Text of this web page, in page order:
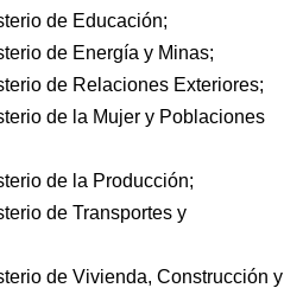
de Educación;
de Energía y Minas;
de Relaciones Exteriores;
de la Mujer y Poblaciones
de la Producción;
de Transportes y
de Vivienda, Construcción y